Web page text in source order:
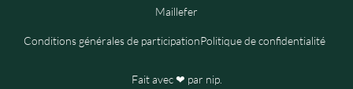
Maillefer
Conditions générales de participationPolitique de confidentialité
Fait avec ❤ par nip.